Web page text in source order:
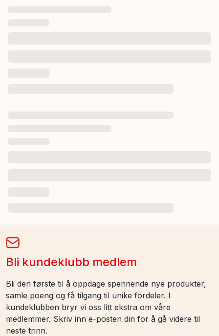
Bli kundeklubb medlem
Bli den første til å oppdage spennende nye produkter,
samle poeng og få tilgang til unike fordeler. I
kundeklubben bryr vi oss litt ekstra om våre
medlemmer. Skriv inn e-posten din for å gå videre til
neste trinn.